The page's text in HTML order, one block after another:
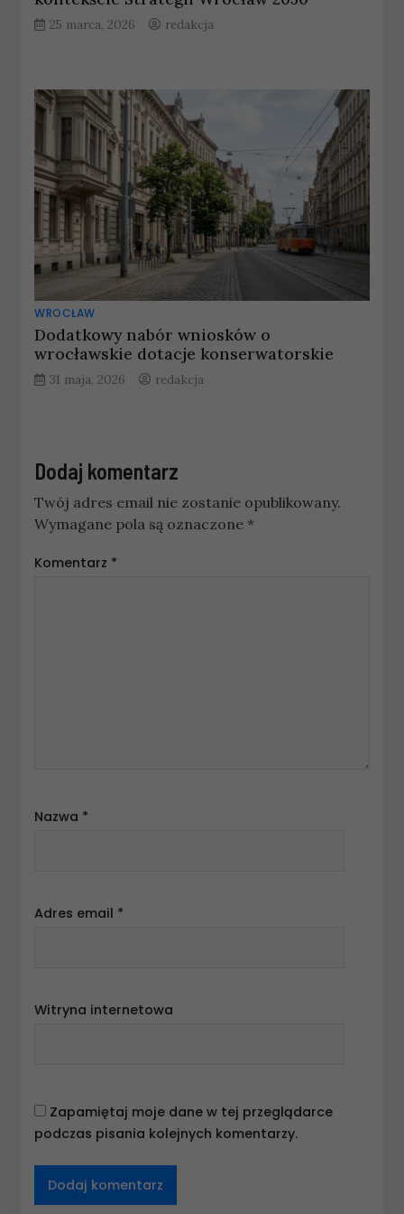
25 marca, 2026 redakcja
WROCŁAW
Dodatkowy nabór wniosków o
wrocławskie dotacje konserwatorskie
31 maja, 2026 redakcja
Dodaj komentarz
Twój adres email nie zostanie opublikowany.
Wymagane pola są oznaczone *
Komentarz *
Nazwa *
Adres email *
Witryna internetowa
Zapamiętaj moje dane w tej przeglądarce
podczas pisania kolejnych komentarzy.